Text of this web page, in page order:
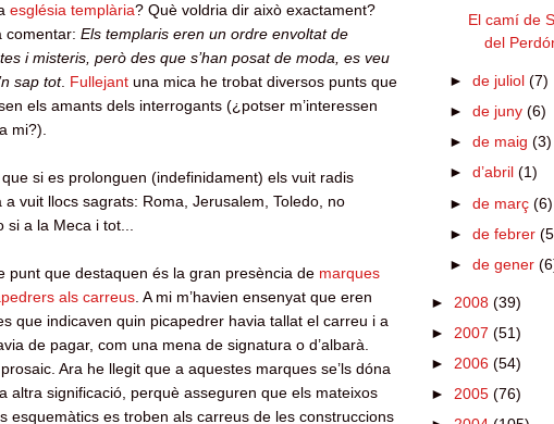
església templària? Què voldria dir això exactament?
comentar: Els templaris eren un ordre envoltat de
i misteris, però des que s’han posat de moda, es veu
sap tot. Fullejant una mica he trobat diversos punts que
els amants dels interrogants (¿potser m’interessen
mi?).
que si es prolonguen (indefinidament) els vuit radis
a vuit llocs sagrats: Roma, Jerusalem, Toledo, no
si a la Meca i tot...
punt que destaquen és la gran presència de marques
als carreus . A mi m’havien ensenyat que eren
que indicaven quin picapedrer havia tallat el carreu i a
de pagar, com una mena de signatura o d’albarà.
Ara he llegit que a aquestes marques se’ls dóna
altra significació, perquè asseguren que els mateixos
esquemàtics es troben als carreus de les construccions
El camí de
del
► de juliol (7)
► de juny (6)
► de maig (3)
► d’abril (1)
► de març (6)
► de febrer
► de gener
► 2008 (39)
► 2007 (51)
► 2006 (54)
► 2005 (76)